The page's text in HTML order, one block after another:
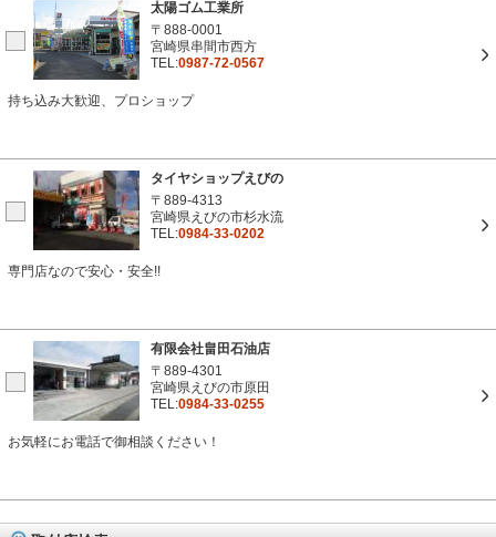
太陽ゴム工業所
〒888-0001
宮崎県串間市西方
TEL:0987-72-0567
持ち込み大歓迎、プロショップ
タイヤショップえびの
〒889-4313
宮崎県えびの市杉水流
TEL:0984-33-0202
専門店なので安心・安全!!
有限会社畠田石油店
〒889-4301
宮崎県えびの市原田
TEL:0984-33-0255
お気軽にお電話で御相談ください！